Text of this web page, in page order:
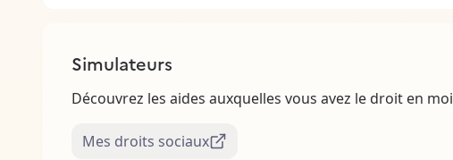
Simulateurs
Découvrez les aides auxquelles vous avez le droit en
Mes droits sociaux